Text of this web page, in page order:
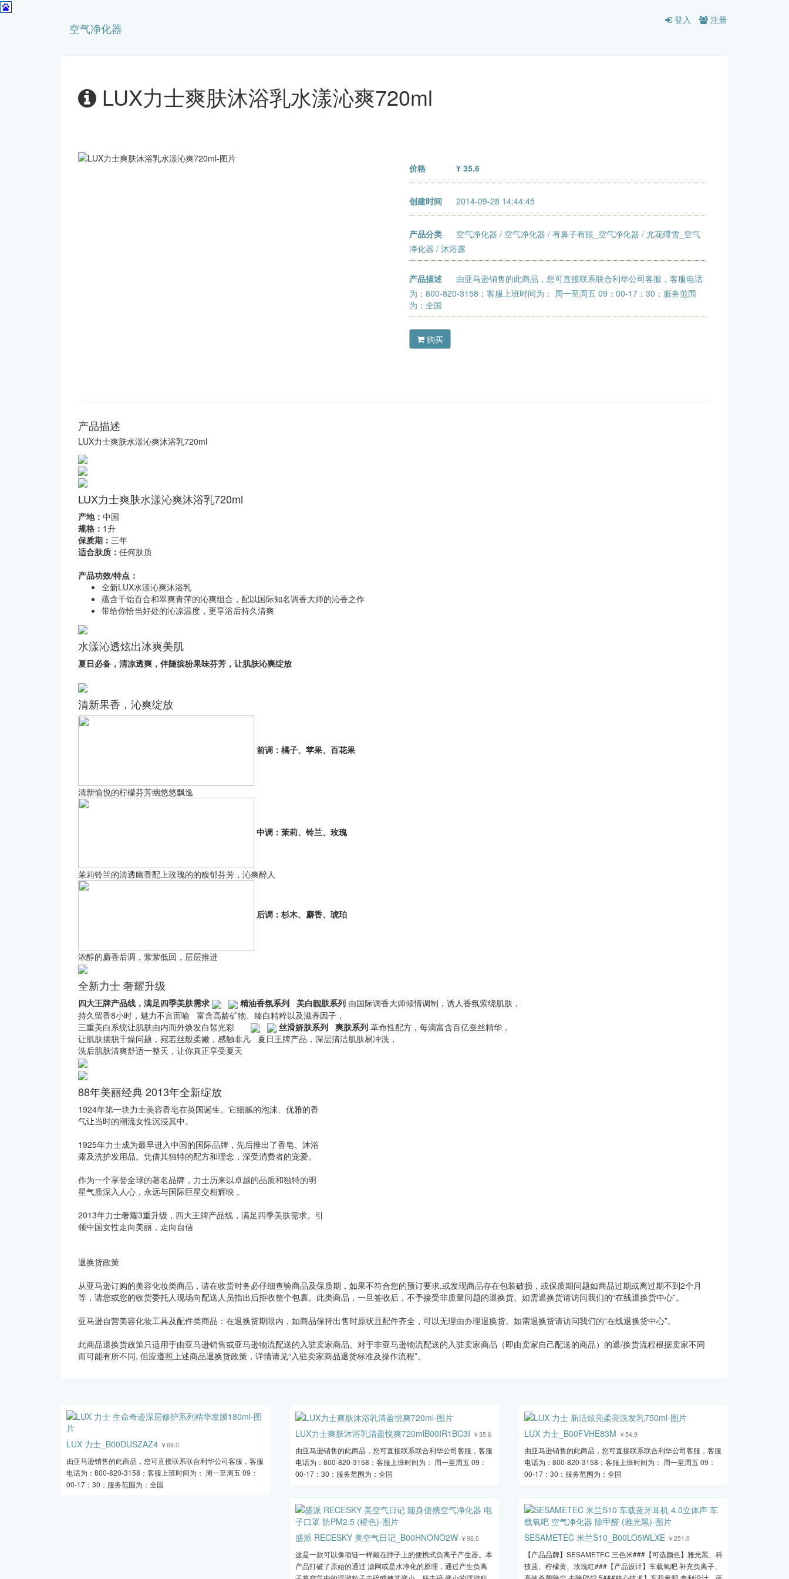
空气净化器
登入 注册
LUX力士爽肤沐浴乳水漾沁爽720ml
价格 ¥ 35.6
创建时间 2014-09-28 14:44:45
产品分类 空气净化器 / 空气净化器 / 有鼻子有眼_空气净化器 / 尤花殢雪_空气
净化器 / 沐浴露
产品描述
由亚马逊销售的此商品，您可直接联系联合利华公司客服，客服电话
为：800-820-3158；客服上班时间为： 周一至周五 09：00-17：30；服务范围
为：全国
购买
产品描述
LUX力士爽肤水漾沁爽沐浴乳720ml
LUX力士爽肤水漾沁爽沐浴乳720ml
产地： 中国
规格： 1升
保质期： 三年
适合肤质： 任何肤质
产品功效/特点：
全新LUX水漾沁爽沐浴乳
蕴含干饴百合和翠爽青萍的沁爽组合，配以国际知名调香大师的沁香之作
带给你恰当好处的沁凉温度，更享浴后持久清爽
水漾沁透炫出冰爽美肌
夏日必备，清凉透爽，伴随缤纷果味芬芳，让肌肤沁爽绽放
清新果香，沁爽绽放
前调：橘子、苹果、百花果
清新愉悦的柠檬芬芳幽悠悠飘逸
中调：茉莉、铃兰、玫瑰
茉莉铃兰的清透幽香配上玫瑰的的馥郁芬芳，沁爽醉人
后调：杉木、麝香、琥珀
浓醇的麝香后调，萦萦低回，层层推进
全新力士 奢耀升级
四大王牌产品线，满足四季美肤需求 精油香氛系列 美白靓肤系列 由国际调香大师倾情调制，诱人香氛萦绕肌肤，
持久留香8小时，魅力不言而喻 富含高龄矿物、臻白精粹以及滋养因子，
三重美白系统让肌肤由内而外焕发白皙光彩
丝滑娇肤系列 爽肤系列 革命性配方，每滴富含百亿蚕丝精华，
让肌肤摆脱干燥问题，宛若丝般柔嫩，感触非凡 夏日王牌产品，深层清洁肌肤易冲洗，
洗后肌肤清爽舒适一整天，让你真正享受夏天
88年美丽经典 2013年全新绽放
1924年第一块力士美容香皂在英国诞生。它细腻的泡沫、优雅的香
气让当时的潮流女性沉浸其中。
1925年力士成为最早进入中国的国际品牌，先后推出了香皂、沐浴
露及洗护发用品。凭借其独特的配方和理念，深受消费者的宠爱。
作为一个享誉全球的著名品牌，力士历来以卓越的品质和独特的明
星气质深入人心，永远与国际巨星交相辉映 。
2013年力士奢耀3重升级，四大王牌产品线，满足四季美肤需求。引
领中国女性走向美丽，走向自信
退换货政策
从亚马逊订购的美容化妆类商品，请在收货时务必仔细查验商品及保质期，如果不符合您的预订要求,或发现商品存在包装破损，或保质期问题如商品过期或离过期不到2个月
等，请您或您的收货委托人现场向配送人员指出后拒收整个包裹。此类商品，一旦签收后，不予接受非质量问题的退换货。如需退换货请访问我们的“在线退换货中心”。
亚马逊自营美容化妆工具及配件类商品：在退换货期限内，如商品保持出售时原状且配件齐全，可以无理由办理退换货。如需退换货请访问我们的“在线退换货中心”。
此商品退换货政策只适用于由亚马逊销售或亚马逊物流配送的入驻卖家商品。对于非亚马逊物流配送的入驻卖家商品（即由卖家自己配送的商品）的退/换货流程根据卖家不同
而可能有所不同, 但应遵照上述商品退换货政策，详情请见“入驻卖家商品退货标准及操作流程”。
LUX 力士_B00DUSZAZ4 ￥69.0
由亚马逊销售的此商品，您可直接联系联合利华公司客服，客服
电话为：800-820-3158；客服上班时间为： 周一至周五 09：
00-17：30；服务范围为：全国
LUX力士爽肤沐浴乳清盈悦爽720mlB00IR1BC3I ￥35.6
由亚马逊销售的此商品，您可直接联系联合利华公司客服，客服
电话为：800-820-3158；客服上班时间为： 周一至周五 09：
00-17：30；服务范围为：全国
LUX 力士_B00FVHE83M ￥54.9
由亚马逊销售的此商品，您可直接联系联合利华公司客服，客服
电话为：800-820-3158；客服上班时间为： 周一至周五 09：
00-17：30；服务范围为：全国
盛派 RECESKY 美空气日记_B00HNONO2W ￥98.0
这是一款可以像项链一样戴在脖子上的便携式负离子产生器。本
产品打破了原始的通过 滤网或是水净化的原理，通过产生负离
SESAMETEC 米兰S10_B00LO5WLXE ￥251.0
【产品品牌】SESAMETEC 三色米###【可选颜色】雅光黑、科
技蓝、柠檬黄、玫瑰红###【产品设计】车载氧吧 补充负离子、